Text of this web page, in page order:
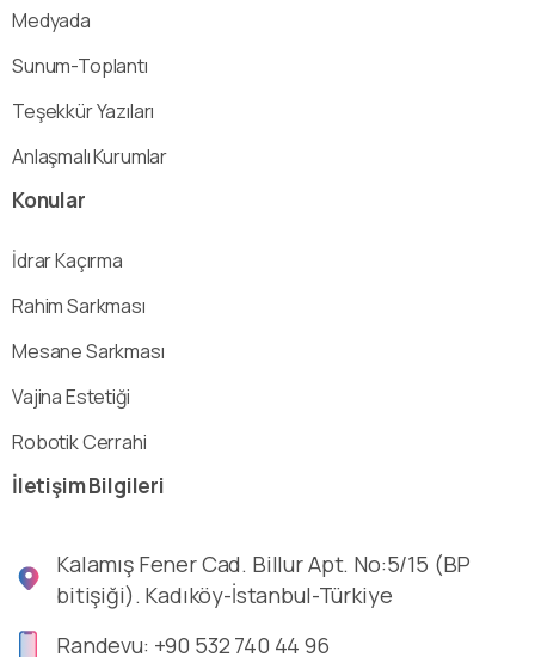
Medyada
Sunum-Toplantı
Teşekkür Yazıları
Anlaşmalı Kurumlar
Konular
İdrar Kaçırma
Rahim Sarkması
Mesane Sarkması
Vajina Estetiği
Robotik Cerrahi
İletişimBilgileri
Kalamış Fener Cad. Billur Apt. No:5/15 (BP
bitişiği). Kadıköy-İstanbul-Türkiye
Randevu: +90 532 740 44 96